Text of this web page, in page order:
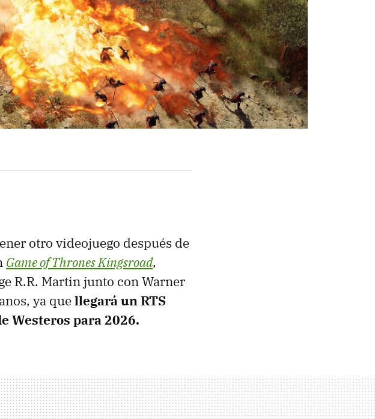
otro videojuego después de
Game of Thrones Kingsroad,
R.R. Martin junto con Warner
ya quellegará un RTS
Westeros para 2026.